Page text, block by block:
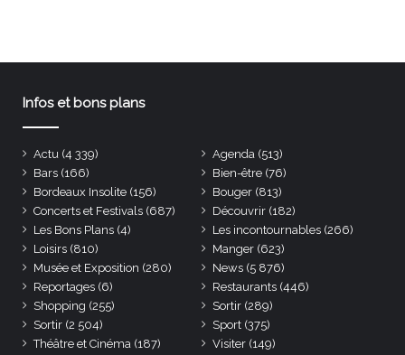
Infos et bons plans
Actu (4 339) Agenda (513)
Bars (166) Bien-être (76)
Bordeaux Insolite (156) Bouger (813)
Concerts et Festivals (687) Découvrir (182)
Les Bons Plans (4) Les incontournables (266)
Loisirs (810) Manger (623)
Musée et Exposition (280) News (5 876)
Reportages (6) Restaurants (446)
Shopping (255) Sortir (289)
Sortir (2 504) Sport (375)
Théâtre et Cinéma (187) Visiter (149)